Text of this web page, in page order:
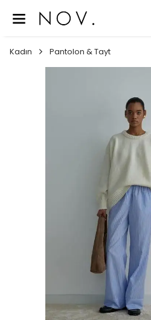
Kadın Pantolon & Tayt